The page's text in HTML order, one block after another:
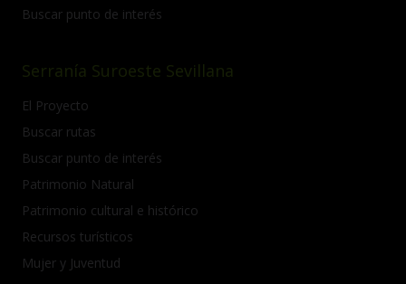
Buscar punto de interés
Serranía Suroeste Sevillana
El Proyecto
Buscar rutas
Buscar punto de interés
Patrimonio Natural
Patrimonio cultural e histórico
Recursos turísticos
Mujer y Juventud